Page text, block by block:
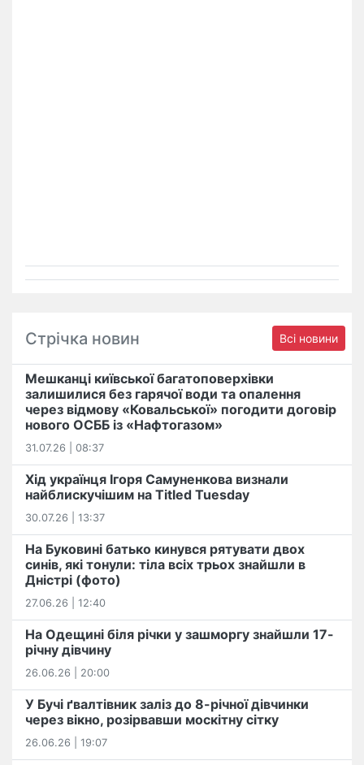
Стрічка новин Всі новини
Мешканці київської багатоповерхівки
залишилися без гарячої води та опалення
через відмову «Ковальської» погодити договір
нового ОСББ із «Нафтогазом»
31.07.26 | 08:37
Хід українця Ігоря Самуненкова визнали
найблискучішим на Titled Tuesday
30.07.26 | 13:37
На Буковині батько кинувся рятувати двох
синів, які тонули: тіла всіх трьох знайшли в
Дністрі (фото)
27.06.26 | 12:40
На Одещині біля річки у зашморгу знайшли 17-
річну дівчину
26.06.26 | 20:00
У Бучі ґвалтівник заліз до 8-річної дівчинки
через вікно, розірвавши москітну сітку
26.06.26 | 19:07